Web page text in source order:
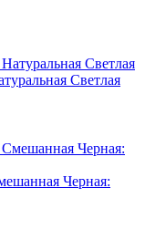
Светлая
Черная: